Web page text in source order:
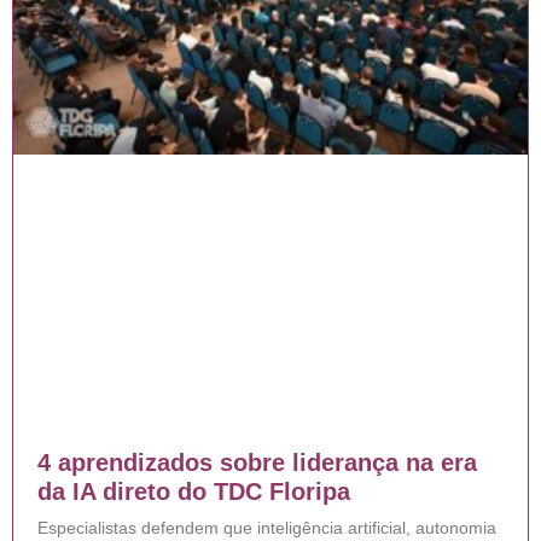
4 aprendizados sobre liderança na era
da IA direto do TDC Floripa
Especialistas defendem que inteligência artificial, autonomia